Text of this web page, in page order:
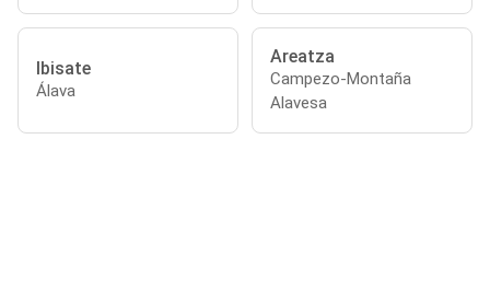
Ibisate
Álava
Areatza
Campezo-Montaña
Alavesa